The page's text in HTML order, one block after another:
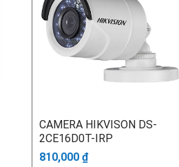
CAMERA HIKVISON DS-
2CE16D0T-IRP
810,000 ₫